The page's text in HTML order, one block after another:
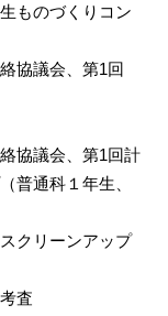
ものづくりコン
協議会、第1回
協議会、第1回計
普通科１年生、
クリーンアップ
査